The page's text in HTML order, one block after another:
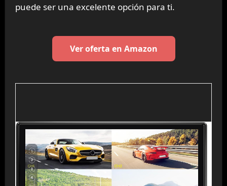
puede ser una excelente opción para ti.
Ver oferta en Amazon